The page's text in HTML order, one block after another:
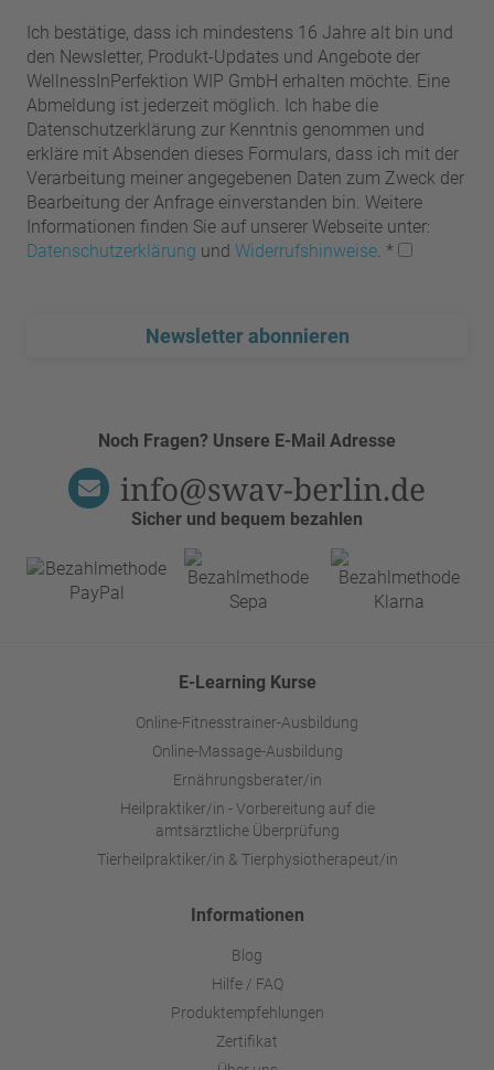
Ich bestätige, dass ich mindestens 16 Jahre alt bin und
den Newsletter, Produkt-Updates und Angebote der
WellnessInPerfektion WIP GmbH erhalten möchte. Eine
Abmeldung ist jederzeit möglich. Ich habe die
Datenschutzerklärung zur Kenntnis genommen und
erkläre mit Absenden dieses Formulars, dass ich mit der
Verarbeitung meiner angegebenen Daten zum Zweck der
Bearbeitung der Anfrage einverstanden bin. Weitere
Informationen finden Sie auf unserer Webseite unter:
Datenschutzerklärung und Widerrufshinweise. *
Newsletter abonnieren
Sicher und bequem bezahlen
Noch Fragen? Unsere E-Mail Adresse
info@swav-berlin.de
E-Learning Kurse
Online-Fitnesstrainer-Ausbildung
Online-Massage-Ausbildung
Ernährungsberater/in
Heilpraktiker/in - Vorbereitung auf die
amtsärztliche Überprüfung
Tierheilpraktiker/in & Tierphysiotherapeut/in
Informationen
Blog
Hilfe / FAQ
Produktempfehlungen
Zertifikat